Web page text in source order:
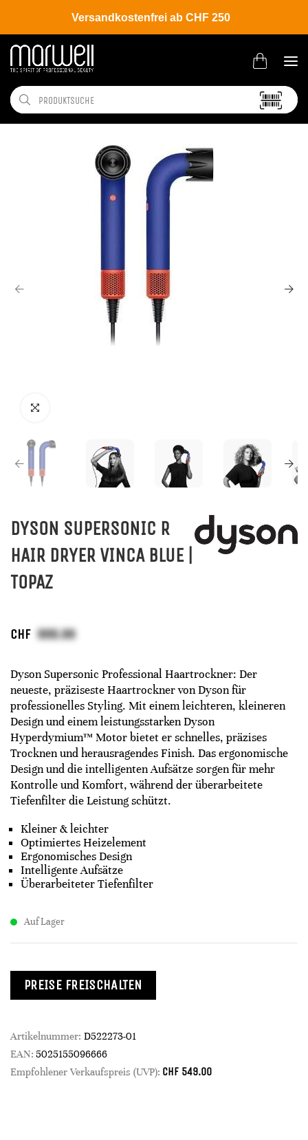
Versandkostenfrei ab CHF 250
Shop Brands Dyson
DYSON SUPERSONIC R
HAIR DRYER VINCA BLUE |
TOPAZ
CHF
Dyson Supersonic Professional Haartrockner: Der
neueste, präziseste Haartrockner von Dyson für
professionelles Styling. Mit einem leichteren, kleineren
Design und einem leistungsstarken Dyson
Hyperdymium™ Motor bietet er schnelles, präzises
Trocknen und herausragendes Finish. Das ergonomische
Design und die intelligenten Aufsätze sorgen für mehr
Kontrolle und Komfort, während der überarbeitete
Tiefenfilter die Leistung schützt.
Kleiner & leichter
Optimiertes Heizelement
Ergonomisches Design
Intelligente Aufsätze
Überarbeiteter Tiefenfilter
Auf Lager
PREISE FREISCHALTEN
Artikelnummer: D522273-01
EAN: 5025155096666
Empfohlener Verkaufspreis (UVP): CHF 549.00